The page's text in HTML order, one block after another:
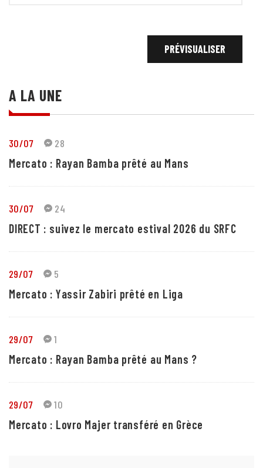
A LA UNE
30/07 28
Mercato : Rayan Bamba prêté au Mans
30/07 24
DIRECT : suivez le mercato estival 2026 du SRFC
29/07 5
Mercato : Yassir Zabiri prêté en Liga
29/07 1
Mercato : Rayan Bamba prêté au Mans ?
29/07 10
Mercato : Lovro Majer transféré en Grèce